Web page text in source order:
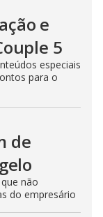
e
5
especiais
para o
de
não
do empresário